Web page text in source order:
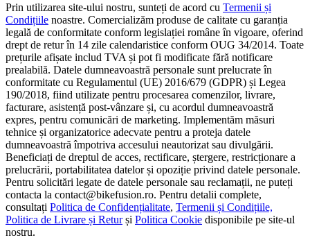
Prin utilizarea site-ului nostru, sunteți de acord cu Termenii și
Condițiile noastre. Comercializăm produse de calitate cu garanția
legală de conformitate conform legislației române în vigoare, oferind
drept de retur în 14 zile calendaristice conform OUG 34/2014. Toate
prețurile afișate includ TVA și pot fi modificate fără notificare
prealabilă. Datele dumneavoastră personale sunt prelucrate în
conformitate cu Regulamentul (UE) 2016/679 (GDPR) și Legea
190/2018, fiind utilizate pentru procesarea comenzilor, livrare,
facturare, asistență post-vânzare și, cu acordul dumneavoastră
expres, pentru comunicări de marketing. Implementăm măsuri
tehnice și organizatorice adecvate pentru a proteja datele
dumneavoastră împotriva accesului neautorizat sau divulgării.
Beneficiați de dreptul de acces, rectificare, ștergere, restricționare a
prelucrării, portabilitatea datelor și opoziție privind datele personale.
Pentru solicitări legate de datele personale sau reclamații, ne puteți
contacta la contact@bikefusion.ro. Pentru detalii complete,
consultați Politica de Confidențialitate, Termenii și Condițiile,
Politica de Livrare și Returși Politica Cookie disponibile pe site-ul
nostru.